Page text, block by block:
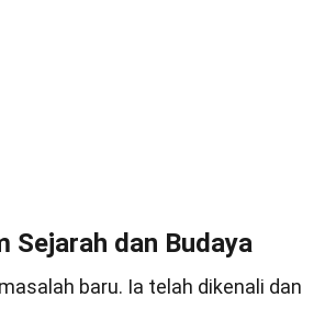
Sejarah dan Budaya
baru. Ia telah dikenali dan